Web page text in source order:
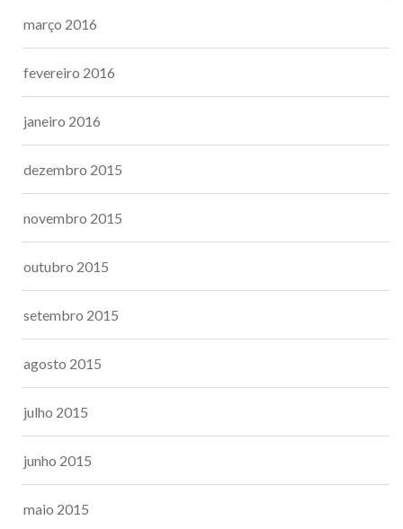
março 2016
fevereiro 2016
janeiro 2016
dezembro 2015
novembro 2015
outubro 2015
setembro 2015
agosto 2015
julho 2015
junho 2015
maio 2015